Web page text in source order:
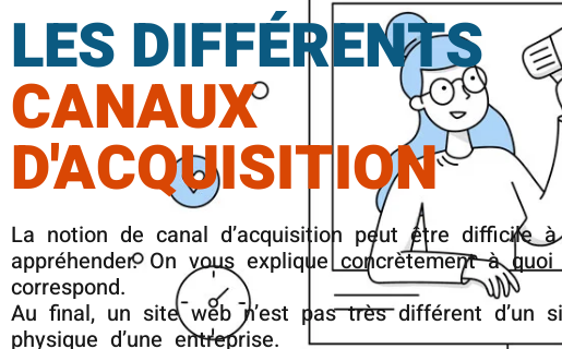
LES DIFFÉRENTS
CANAUX
D'ACQUISITION
La notion de canal d’acquisition peut être difficile à
appréhender. On vous explique concrètement à quoi
correspond.
Au final, un site web n’est pas très différent d’un
physique d’une entreprise.